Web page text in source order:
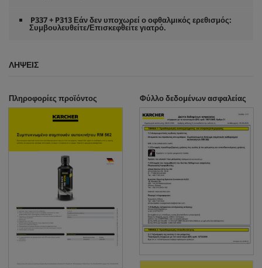
P337 + P313 Εάν δεν υποχωρεί ο οφθαλμικός ερεθισμός:
Συμβουλευθείτε/Επισκεφθείτε γιατρό.
ΛΉΨΕΙΣ
Πληροφορίες προϊόντος Φύλλο δεδομένων ασφαλείας